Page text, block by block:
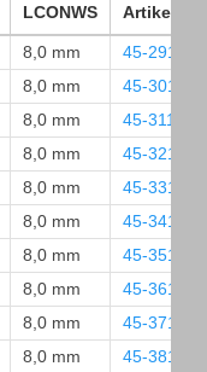
LCONWS
8,0 mm
45-2910-
8,0 mm
45-3010-
8,0 mm
45-3110-
8,0 mm
45-3210-
8,0 mm
45-3310-
8,0 mm
45-3410-
8,0 mm
45-3510-
8,0 mm
45-3610-
8,0 mm
45-3710-
8,0 mm
45-3810-